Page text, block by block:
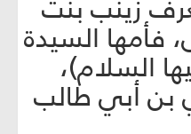
زينب بنت
فأمها السيدة
السلام)،
بن أبي طالب